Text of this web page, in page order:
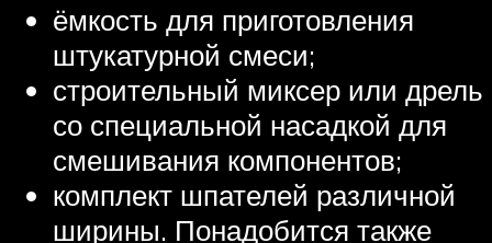
ёмкость для приготовления
штукатурной смеси;
строительный миксер или дрель
со специальной насадкой для
смешивания компонентов;
комплект шпателей различной
ширины. Понадобится также